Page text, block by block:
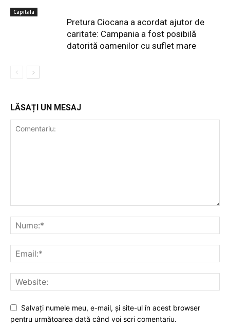
Capitala
Pretura Ciocana a acordat ajutor de
caritate: Campania a fost posibilă
datorită oamenilor cu suflet mare
LĂSAȚI UN MESAJ
Salvaţi numele meu, e-mail, şi site-ul în acest browser
pentru următoarea dată când voi scri comentariu.